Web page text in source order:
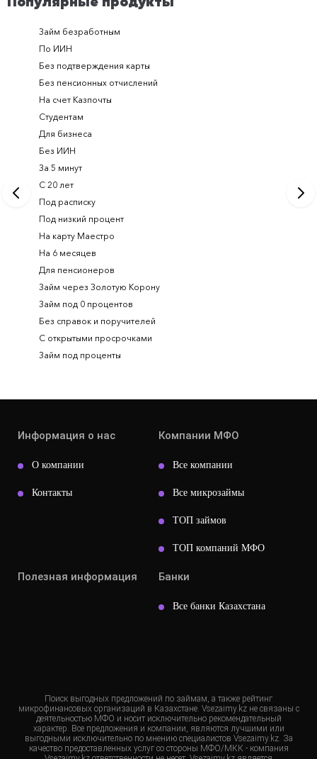
Займ безработным
По ИИН
Без подтверждения карты
Без пенсионных отчислений
На счет Казпочты
Студентам
Для бизнеса
Без ИИН
За 5 минут
С 20 лет
Под расписку
Под низкий процент
На карту Маестро
На 6 месяцев
Для пенсионеров
Займ через Золотую Корону
Займ под 0 процентов
Без справок и поручителей
С открытыми просрочками
Займ под проценты
Займ на
Займ
Информация о нас
О компании
Контакты
Компании МФО
Все компании
Все микрозаймы
ТОП займов
ТОП компаний МФО
Полезная информация Банки
Все банки Казахстана
Поиск выгодных предложений по займам, а также рейтинг
микрофинансовых организаций в Казахстане. Vsezaimy.kz не связаны с
деятельностью МФО и носит исключительно рекомендательный
характер. Все предложения и компании, являются лучшими или
выгодными исключительно по мнению специалистов Vsezaimy.kz. За
качество предоставленных услуг со стороны МФО/МКК - компания